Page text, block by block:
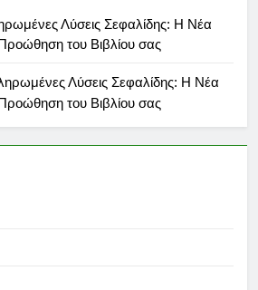
Λύσεις Σεφαλίδης: Η Νέα
του Βιβλίου σας
Λύσεις Σεφαλίδης: Η Νέα
του Βιβλίου σας